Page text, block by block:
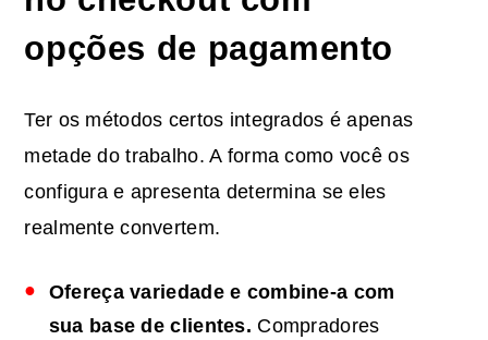
opções de pagamento
Ter os métodos certos integrados é apenas
metade do trabalho. A forma como você os
configura e apresenta determina se eles
realmente convertem.
Ofereça variedade e combine-a com
sua base de clientes. Compradores